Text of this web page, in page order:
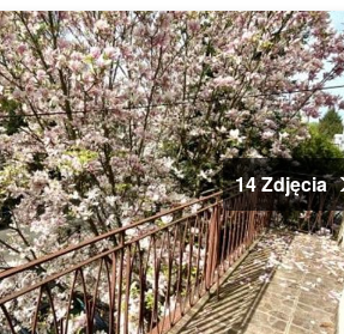
14 Zdjęcia